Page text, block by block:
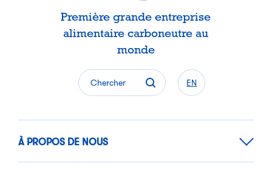
Première grande entreprise
alimentaire carboneutre au
monde
Chercher EN
À PROPOS DE NOUS